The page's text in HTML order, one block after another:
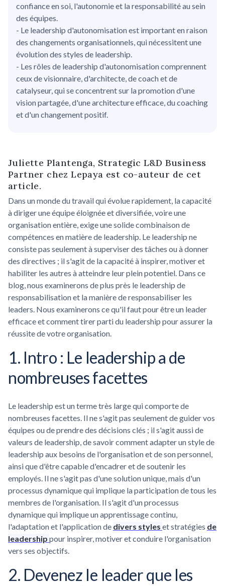
confiance en soi, l'autonomie et la responsabilité au sein
des équipes.
- Le leadership d'autonomisation est important en raison
des changements organisationnels, qui nécessitent une
évolution des styles de leadership.
- Les rôles de leadership d'autonomisation comprennent
ceux de visionnaire, d'architecte, de coach et de
catalyseur, qui se concentrent sur la promotion d'une
vision partagée, d'une architecture efficace, du coaching
et d'un changement positif.
Juliette Plantenga, Strategic L&D Business
Partner chez Lepaya est co-auteur de cet
article.
Dans un monde du travail qui évolue rapidement, la capacité
à diriger une équipe éloignée et diversifiée, voire une
organisation entière, exige une solide combinaison de
compétences en matière de leadership. Le leadership ne
consiste pas seulement à superviser des tâches ou à donner
des directives ; il s'agit de la capacité à inspirer, motiver et
habiliter les autres à atteindre leur plein potentiel. Dans ce
blog, nous examinerons de plus près le leadership de
responsabilisation et la manière de responsabiliser les
leaders. Nous examinerons ce qu'il faut pour être un leader
efficace et comment tirer parti du leadership pour assurer la
réussite de votre organisation.
1. Intro : Le leadership a de
nombreuses facettes
Le leadership est un terme très large qui comporte de
nombreuses facettes. Il ne s'agit pas seulement de guider vos
équipes ou de prendre des décisions clés ; il s'agit aussi de
valeurs de leadership, de savoir comment adapter un style de
leadership aux besoins de l'organisation et de son personnel,
ainsi que d'être capable d'encadrer et de soutenir les
employés. Il ne s'agit pas d'une solution unique, mais d'un
processus dynamique qui implique la participation de tous les
membres de l'organisation. Il s'agit d'un processus
dynamique qui implique un apprentissage continu,
l'adaptation et l'application de divers styles et stratégies de
leadership pour inspirer, motiver et conduire l'organisation
vers ses objectifs.
2. Devenez le leader que les